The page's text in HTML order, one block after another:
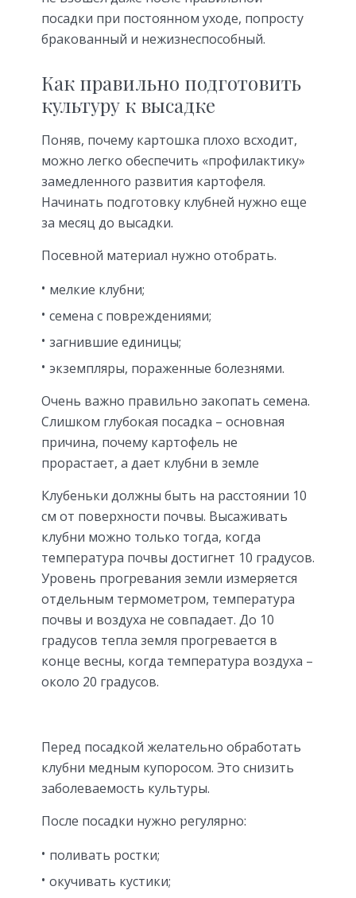
посадки при постоянном уходе, попросту
бракованный и нежизнеспособный.
Как правильно подготовить
культуру к высадке
Поняв, почему картошка плохо всходит,
можно легко обеспечить «профилактику»
замедленного развития картофеля.
Начинать подготовку клубней нужно еще
за месяц до высадки.
Посевной материал нужно отобрать.
мелкие клубни;
семена с повреждениями;
загнившие единицы;
экземпляры, пораженные болезнями.
Очень важно правильно закопать семена.
Слишком глубокая посадка – основная
причина, почему картофель не
прорастает, а дает клубни в земле
Клубеньки должны быть на расстоянии 10
см от поверхности почвы. Высаживать
клубни можно только тогда, когда
температура почвы достигнет 10 градусов.
Уровень прогревания земли измеряется
отдельным термометром, температура
почвы и воздуха не совпадает. До 10
градусов тепла земля прогревается в
конце весны, когда температура воздуха –
около 20 градусов.
Перед посадкой желательно обработать
клубни медным купоросом. Это снизить
заболеваемость культуры.
После посадки нужно регулярно:
поливать ростки;
окучивать кустики;